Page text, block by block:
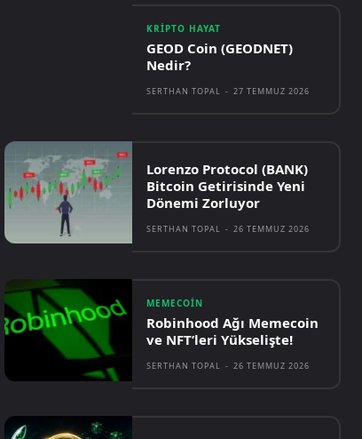
KRIPTO HAYAT
GEOD Coin (GEODNET)
Nedir?
SERTHAN TOPAL - 27 TEMMUZ 2026
Lorenzo Protocol (BANK)
Bitcoin Getirisinde Yeni
Dönemi Zorluyor
SERTHAN TOPAL - 26 TEMMUZ 2026
MEMECOIN
Robinhood Ağı Memecoin
ve NFT’leri Yükselişte!
SERTHAN TOPAL - 26 TEMMUZ 2026